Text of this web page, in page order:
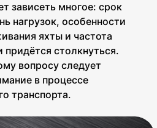
зависеть многое: срок
нагрузок, особенности
яхты и частота
столкнуться.
вопросу следует
в процессе
транспорта.